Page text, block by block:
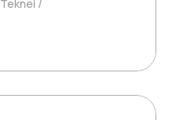
Teknei